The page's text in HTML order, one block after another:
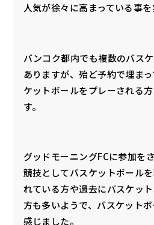
人気が徐々に高まっている事を
バンコク都内でも複数のバス
ありますが、殆ど予約で埋ま
ケットボールをプレーされる
す。
グッドモーニングFCに参加を
競技としてバスケットボール
れている方や過去にバスケッ
方も多いようで、バスケット
感じました。